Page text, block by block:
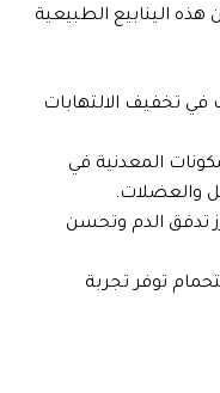
هذه الينابيع الطبيعية
في تخفيف الالتهابات
المعدنية في
والعضلات.
تدفق الدم وتحسن
توفر تجربة